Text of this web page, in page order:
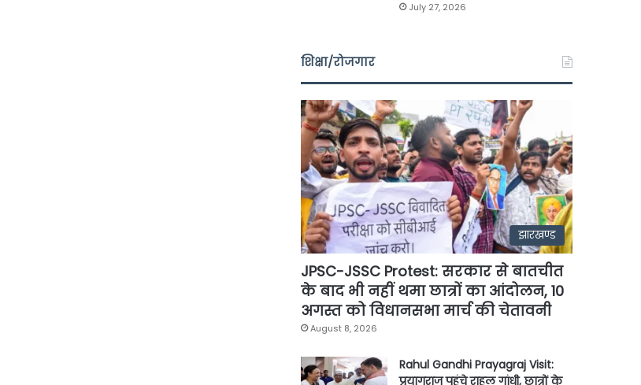
July 27, 2026
शिक्षा/रोजगार
झारखण्ड
JPSC-JSSC Protest: सरकार से बातचीत
के बाद भी नहीं थमा छात्रों का आंदोलन, 10
अगस्त को विधानसभा मार्च की चेतावनी
August 8, 2026
Rahul Gandhi Prayagraj Visit:
प्रयागराज पहुंचे राहुल गांधी, छात्रों के